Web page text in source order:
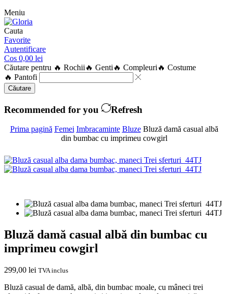
Meniu
Cauta
Favorite
Autentificare
Cos 0,00 lei
Căutare pentru 🔥 Rochii 🔥 Genti 🔥 Compleuri 🔥 Costume
🔥 Pantofi
Căutare
Recommended for you Refresh
Prima pagină Femei Imbracaminte Bluze Bluză damă casual albă
din bumbac cu imprimeu cowgirl
Bluză damă casual albă din bumbac cu
imprimeu cowgirl
299,00 lei TVA inclus
Bluză casual de damă, albă, din bumbac moale, cu mâneci trei